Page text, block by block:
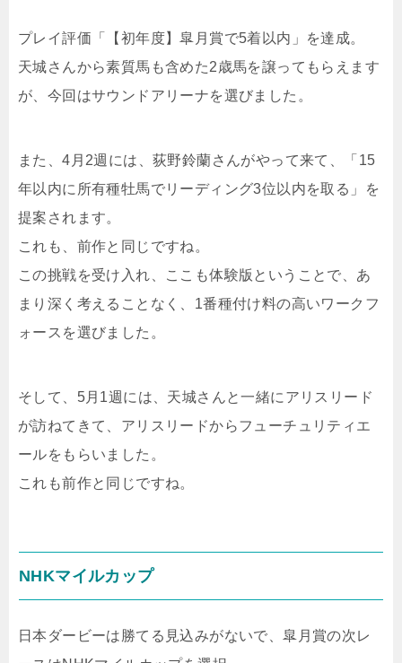
プレイ評価「【初年度】皐月賞で5着以内」を達成。
天城さんから素質馬も含めた2歳馬を譲ってもらえます
が、今回はサウンドアリーナを選びました。
また、4月2週には、荻野鈴蘭さんがやって来て、「15
年以内に所有種牡馬でリーディング3位以内を取る」を
提案されます。
これも、前作と同じですね。
この挑戦を受け入れ、ここも体験版ということで、あ
まり深く考えることなく、1番種付け料の高いワークフ
ォースを選びました。
そして、5月1週には、天城さんと一緒にアリスリード
が訪ねてきて、アリスリードからフューチュリティエ
ールをもらいました。
これも前作と同じですね。
NHKマイルカップ
日本ダービーは勝てる見込みがないで、皐月賞の次レ